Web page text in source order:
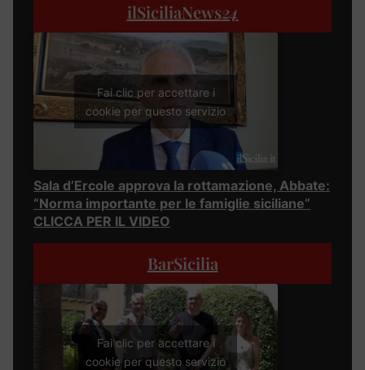
ilSiciliaNews24
Fai clic per accettare i
cookie per questo servizio
Sala d’Ercole approva la rottamazione, Abbate:
“Norma importante per le famiglie siciliane”
CLICCA PER IL VIDEO
BarSicilia
Fai clic per accettare i
cookie per questo servizio